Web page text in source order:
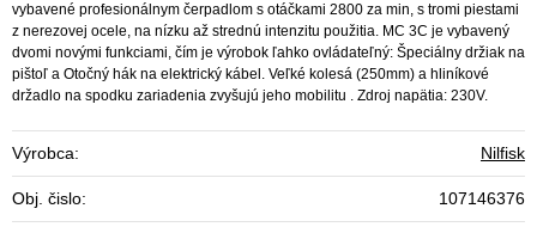
vybavené profesionálnym čerpadlom s otáčkami 2800 za min, s tromi piestami
z nerezovej ocele, na nízku až strednú intenzitu použitia. MC 3C je vybavený
dvomi novými funkciami, čím je výrobok ľahko ovládateľný: Špeciálny držiak na
pištoľ a Otočný hák na elektrický kábel. Veľké kolesá (250mm) a hliníkové
držadlo na spodku zariadenia zvyšujú jeho mobilitu . Zdroj napätia: 230V.
Výrobca: Nilfisk
Obj. čislo: 107146376